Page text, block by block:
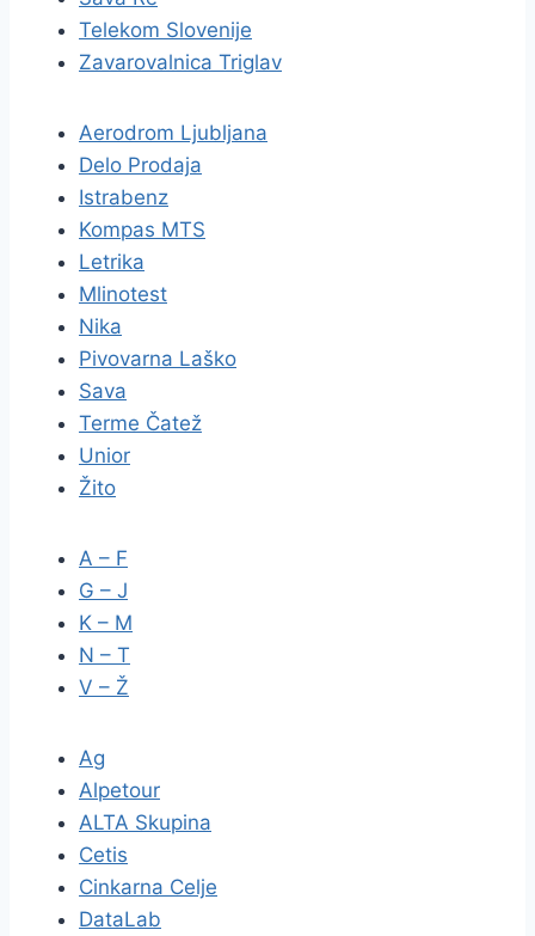
Telekom Slovenije
Zavarovalnica Triglav
Aerodrom Ljubljana
Delo Prodaja
Istrabenz
Kompas MTS
Letrika
Mlinotest
Nika
Pivovarna Laško
Sava
Terme Čatež
Unior
Žito
A – F
G – J
K – M
N – T
V – Ž
Ag
Alpetour
ALTA Skupina
Cetis
Cinkarna Celje
DataLab